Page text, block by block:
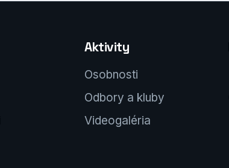
Aktivity
Osobnosti
Odbory a kluby
Videogaléria